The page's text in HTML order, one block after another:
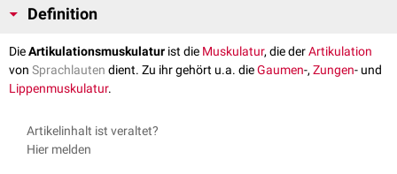
Definition
DieArtikulationsmuskulatur ist die Muskulatur, die derArtikulation
von Sprachlauten dient. Zu ihr gehört u.a. dieGaumen-, Zungen- und
Lippenmuskulatur.
Artikelinhalt ist veraltet?
Hier melden